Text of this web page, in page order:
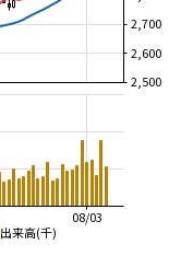
出来高(千)
08/03
2,500
2,600
2,700